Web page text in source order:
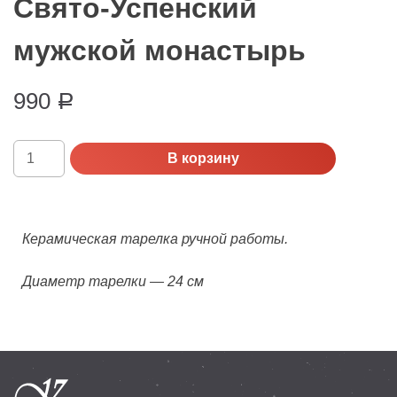
Свято-Успенский
мужской монастырь
990 Р
Количество
Тарелка
Успенский
монастырь
В корзину
Керамическая тарелка ручной работы.
Диаметр тарелки — 24 см